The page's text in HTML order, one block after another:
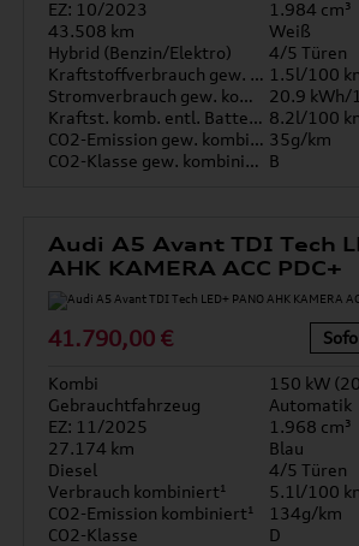
EZ: 10/2023
1.984 cm³
43.508 km
Weiß
Hybrid (Benzin/Elektro)
4/5 Türen
Kraftstoffverbrauch gew. kombiniert 1.5l/100
Stromverbrauch gew. kombiniert
20.9 kWh/
Kraftst. komb. entl. Batterie 8.2l/100
CO2-Emission gew. kombiniert 35g/km
CO2-Klasse gew. kombiniert B
Audi A5 Avant TDI Tech
AHK KAMERA ACC PDC+
41.790,00 €
Kombi
150 kW
Gebrauchtfahrzeug
Automatik
EZ: 11/2025
1.968 cm³
27.174 km
Blau
Diesel
4/5 Türen
Verbrauch kombiniert¹
5.1l/100
CO2-Emission kombiniert¹
134g/km
CO2-Klasse
D